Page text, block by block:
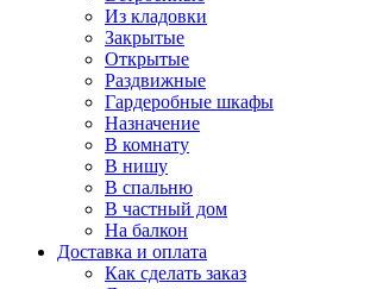
Из кладовки
Закрытые
Открытые
Раздвижные
Гардеробные шкафы
Назначение
В комнату
В нишу
В спальню
В частный дом
На балкон
Доставка и оплата
Как сделать заказ